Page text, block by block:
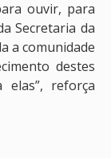
ouvir, para
Secretaria da
a comunidade
destes
elas”, reforça